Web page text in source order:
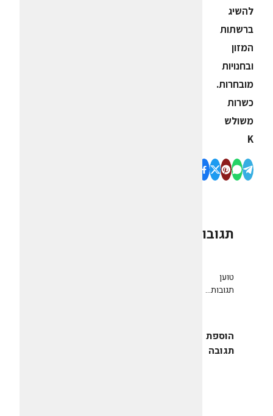
להשיג
ברשתות
המזון
ובחנויות
מובחרות.
כשרות
משולש
K
תגובות
טוען
תגובות...
הוספת
תגובה